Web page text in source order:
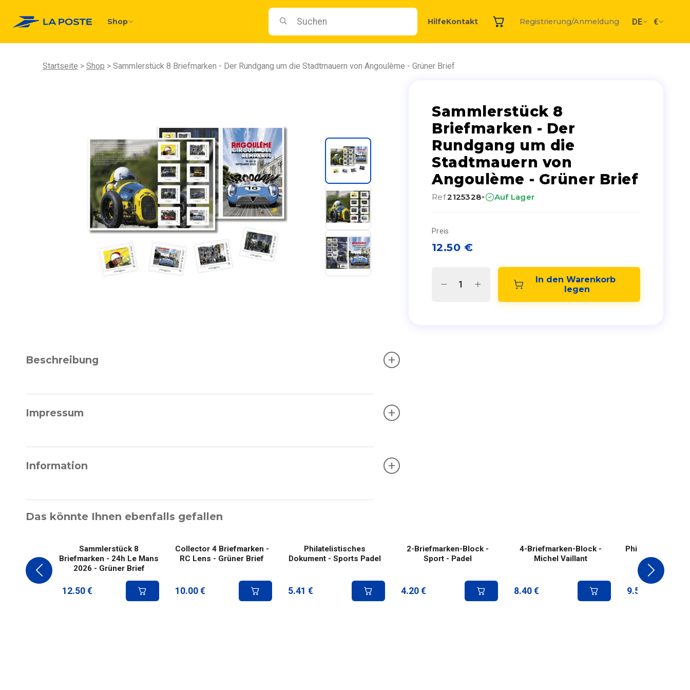
Shop HilfeKontakt Registrierung/Anmeldung DE €
Startseite Shop Sammlerstück 8 Briefmarken - Der Rundgang um die Stadtmauern von Angoulème - Grüner Brief
Sammlerstück 8
Briefmarken - Der
Rundgang um die
Stadtmauern von
Angoulème - Grüner Brief
Ref.2125328· Auf Lager
Preis
12.50 €
In den Warenkorb
legen
Beschreibung +
Impressum +
Information +
Das könnte Ihnen ebenfalls gefallen
Sammlerstück 8
Briefmarken - 24h Le Mans
2026 - Grüner Brief
12.50 €
Collector 4 Briefmarken -
RC Lens - Grüner Brief
10.00 €
Philatelistisches
Dokument - Sports Padel
5.41 €
2-Briefmarken-Block -
Sport - Padel
4.20 €
4-Briefmarken-Block -
Michel Vaillant
8.40 €
Philatelistisches
- Michel
9.58